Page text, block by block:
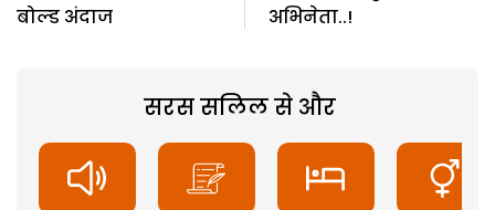
बोल्‍ड अंदाज
अभिनेता..!
सरस सलिल से और